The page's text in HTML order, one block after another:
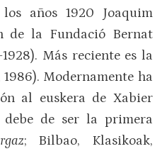
años 1920 Joaquim
de la Fundació Bernat
Más reciente es la
Modernamente ha
al euskera de Xabier
de ser la primera
; Bilbao, Klasikoak,